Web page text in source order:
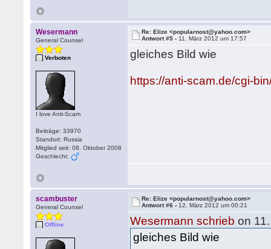
Wesermann
General Counsel
Verboten
I love Anti-Scam
Beiträge: 33970
Standort: Russia
Mitglied seit: 08. Oktober 2008
Geschlecht:
Re: Elize <popularnost@yahoo.com>
Antwort #5 - 11. März 2012 um 17:57
gleiches Bild wie
https://anti-scam.de/cgi-
scambuster
General Counsel
Offline
Re: Elize <popularnost@yahoo.com>
Antwort #6 - 12. März 2012 um 00:21
Wesermann schrieb on
gleiches Bild wie